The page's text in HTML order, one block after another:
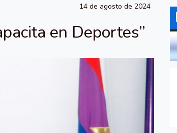
14 de agosto de 2024
en Deportes”